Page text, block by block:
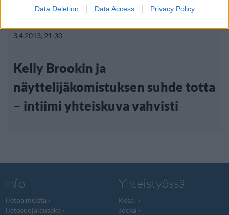
Data Deletion Data Access Privacy Policy
Viihdeuutiset
3.4.2013, 21:30
Kelly Brookin ja
näyttelijäkomistuksen suhde totta
– intiimi yhteiskuva vahvisti
Info
Tietoa meistä
Tietosuojalauseke
Yhteistyössä
Kesä!
Jocka